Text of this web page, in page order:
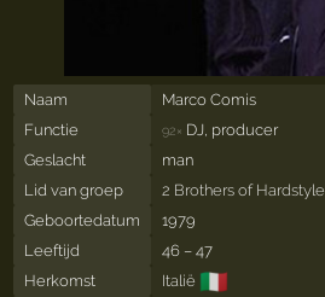
Naam
Marco Comis
Functie
92× DJ, producer
Geslacht
man
Lid van groep
2 Brothers of Hardstyle
Geboortedatum
1979
Leeftijd
46 – 47
Herkomst
Italië 🇮🇹